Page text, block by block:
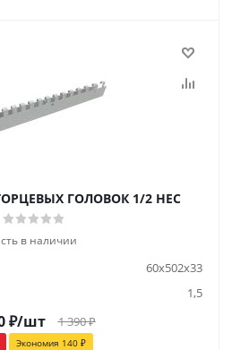
ГОЛОВОК 1/2 HEC
в наличии
60x502x33
1,5
₽/шт 1 390₽
Экономия 140 ₽